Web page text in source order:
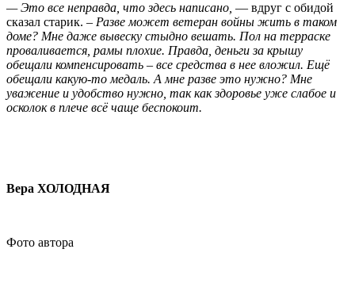
— Это все неправда, что здесь написано, — вдруг с обидой
сказал старик. – Разве может ветеран войны жить в таком
доме? Мне даже вывеску стыдно вешать. Пол на терраске
проваливается, рамы плохие. Правда, деньги за крышу
обещали компенсировать – все средства в нее вложил. Ещё
обещали какую-то медаль. А мне разве это нужно? Мне
уважение и удобство нужно, так как здоровье уже слабое и
осколок в плече всё чаще беспокоит.
Вера ХОЛОДНАЯ
Фото автора